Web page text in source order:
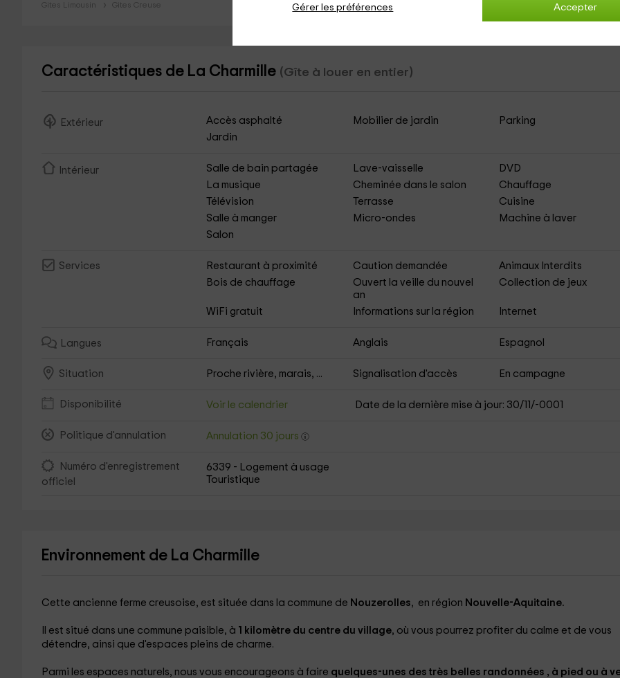
Accepter
Gérer les préférences
Gites Limousin Gites Creuse
Caractéristiques de La Charmille (Gîte à louer en entier)
Extérieur Accès asphalté Mobilier de jardin
Parking
Jardin
Intérieur Salle de bain partagée Lave-vaisselle
DVD
La musique
Cheminée dans le salon
Chauffage
Télévision
Terrasse
Cuisine
Salle à manger
Micro-ondes
Machine à laver
Salon
Services Restaurant à proximité Caution demandée
Animaux Interdits
Bois de chauffage
Ouvert la veille du nouvel
an
Collection de jeux
WiFi gratuit Informations sur la région Internet
Langues Français Anglais Espagnol
Situation Proche rivière, marais, ... Signalisation d'accès En campagne
Disponibilité Voir le calendrier Date de la dernière mise à jour: 30/11/-0001
Politique d'annulation Annulation 30 jours
Numéro d'enregistrement
officiel
6339 - Logement à usage
Touristique
Environnement de La Charmille
Cette ancienne ferme creusoise, est située dans la commune de Nouzerolles, en région Nouvelle-Aquitaine.
Il est situé dans une commune paisible, à 1 kilomètre du centre du village, où vous pourrez profiter du calme et de vous
détendre, ainsi que d'espaces pleins de charme.
Parmi les espaces naturels, nous vous encourageons à faire quelques-unes des très belles randonnées , à pied ou à